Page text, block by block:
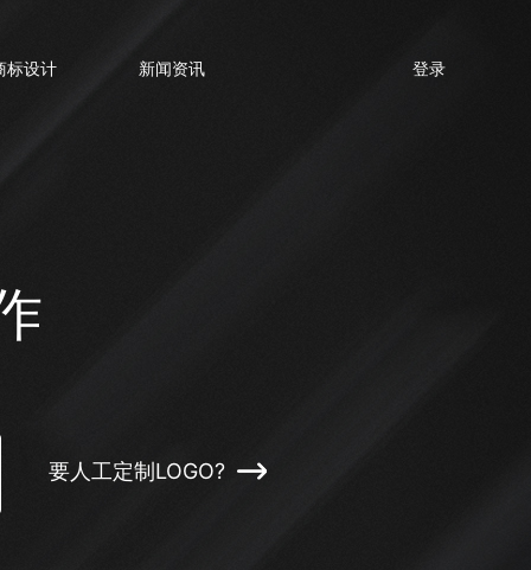
标设计 新闻资讯 登录
要人工定制LOGO?